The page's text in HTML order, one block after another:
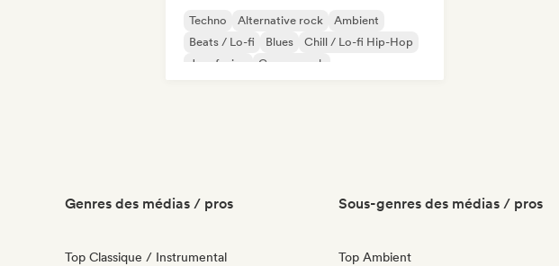
Techno Alternative rock
Ambient
Beats / Lo-fi
Blues
Chill / Lo-fi Hip-Hop
Jazz fusion
Garage rock
Genres des médias / pros
Top Classique / Instrumental
Sous-genres des médias / pros
Top Ambient